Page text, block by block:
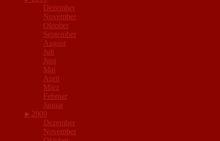
Dezember
November
Oktober
September
August
Juli
Juni
Mai
April
März
Februar
Januar
► 2009
Dezember
November